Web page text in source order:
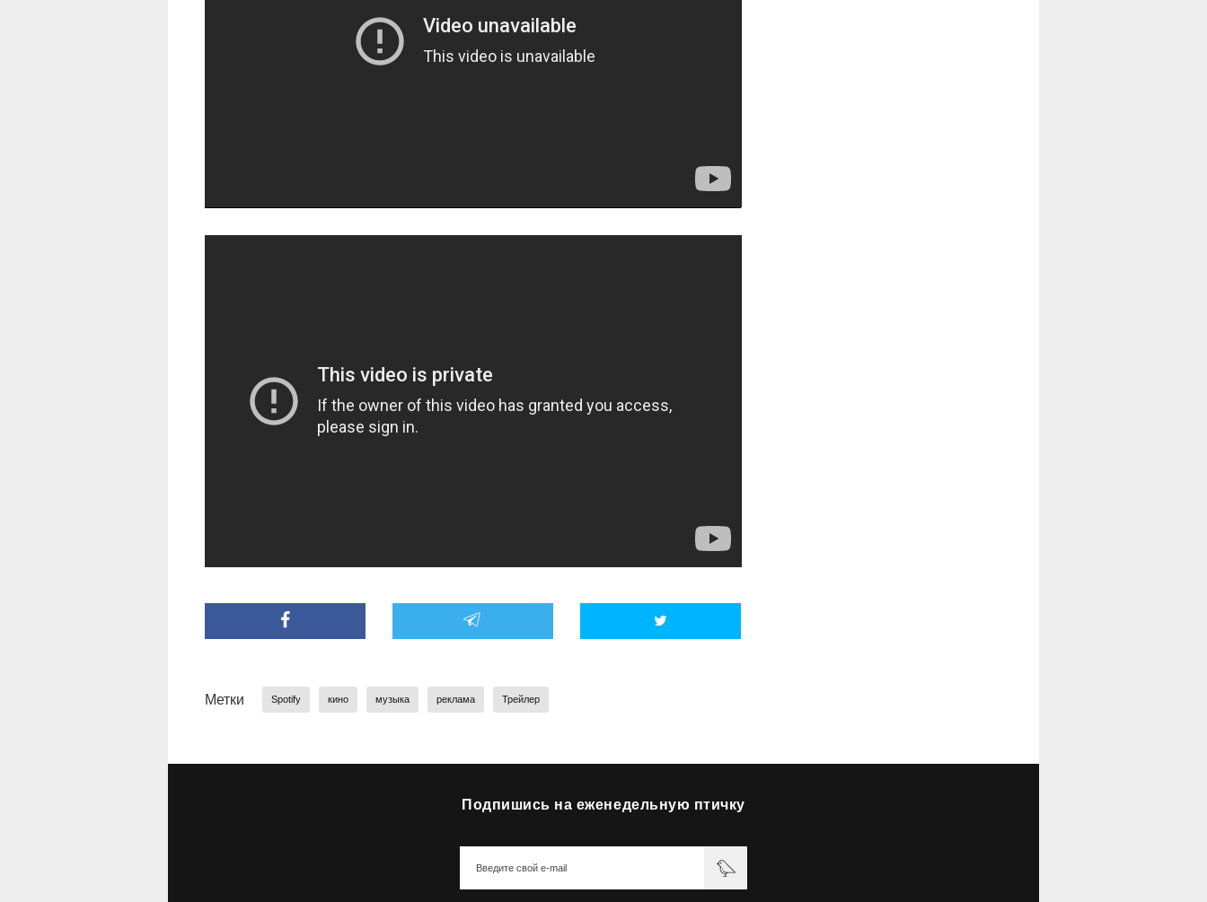
Метки Spotify кино музыка реклама Трейлер
Подпишись на еженедельную птичку